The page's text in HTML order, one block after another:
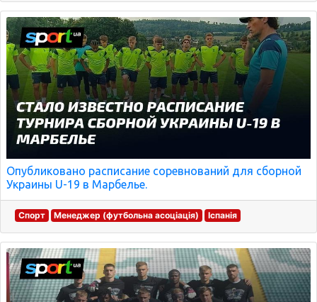
Опубликовано расписание соревнований для сборной
Украины U-19 в Марбелье.
Спорт Менеджер (футбольна асоціація) Іспанія